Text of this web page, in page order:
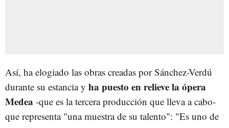
Así, ha elogiado las obras creadas por Sánchez-Verdú
durante su estancia y ha puesto en relieve la ópera
Medea -que es la tercera producción que lleva a cabo-
que representa "una muestra de su talento": "Es uno de